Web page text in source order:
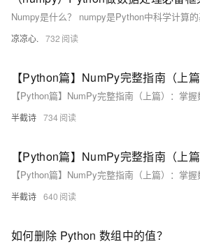
凉凉心. 732
半截诗 734
半截诗 640
如何删除 Python 数组中的值？